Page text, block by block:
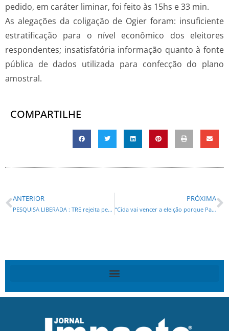
pedido, em caráter liminar, foi feito às 15hs e 33 min.
As alegações da coligação de Ogier foram: insuficiente
estratificação para o nível econômico dos eleitores
respondentes; insatisfatória informação quanto à fonte
pública de dados utilizada para confecção do plano
amostral.
COMPARTILHE
ANTERIOR
PESQUISA LIBERADA : TRE rejeita pedido de impugnação da pesquisa Ibope no Paraná
PRÓXIMA
“Cida vai vencer a eleição porque Paraná é o estado mais eficiente do Brasil”